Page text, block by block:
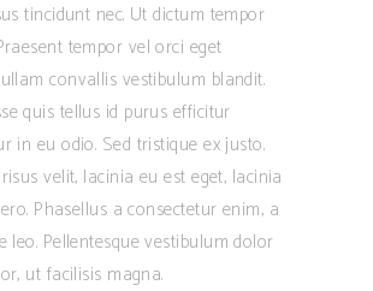
tincidunt nec. Ut dictum tempor
tempor vel orci eget
convallis vestibulum blandit.
quis tellus id purus efficitur
in eu odio. Sed tristique ex justo.
velit, lacinia eu est eget, lacinia
Phasellus a consectetur enim, a
leo. Pellentesque vestibulum dolor
ut facilisis magna.